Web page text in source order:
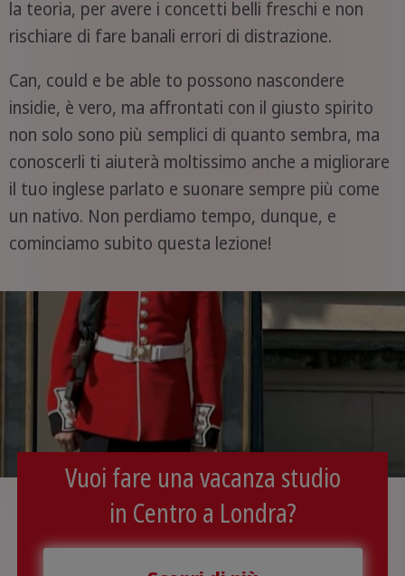
la teoria, per avere i concetti belli freschi e non
rischiare di fare banali errori di distrazione.
Can, could e be able to possono nascondere
insidie, è vero, ma affrontati con il giusto spirito
non solo sono più semplici di quanto sembra, ma
conoscerli ti aiuterà moltissimo anche a migliorare
il tuo inglese parlato e suonare sempre più come
un nativo. Non perdiamo tempo, dunque, e
cominciamo subito questa lezione!
Vuoi fare una vacanza studio
in Centro a Londra?